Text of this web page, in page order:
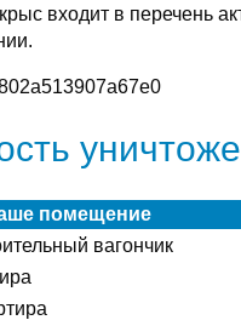
входит в перечень
помещение
вагончик